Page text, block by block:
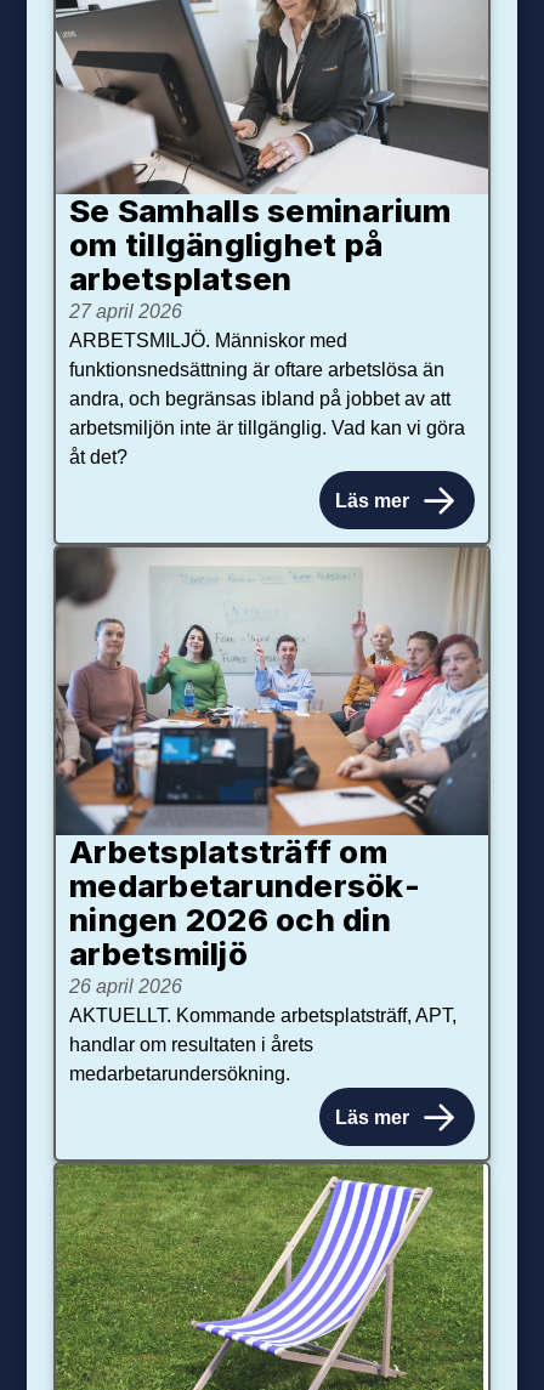
Se Samhalls seminarium
om tillgänglighet på
arbetsplatsen
27 april 2026
ARBETSMILJÖ. Människor med
funktionsnedsättning är oftare arbetslösa än
andra, och begränsas ibland på jobbet av att
arbetsmiljön inte är tillgänglig. Vad kan vi göra
åt det?
Läs mer
Arbetsplats­träff om
med­arbetar­under­sök­
ningen 2026 och din
arbets­miljö
26 april 2026
AKTUELLT. Kommande arbetsplatsträff, APT,
handlar om resultaten i årets
medarbetarundersökning.
Läs mer